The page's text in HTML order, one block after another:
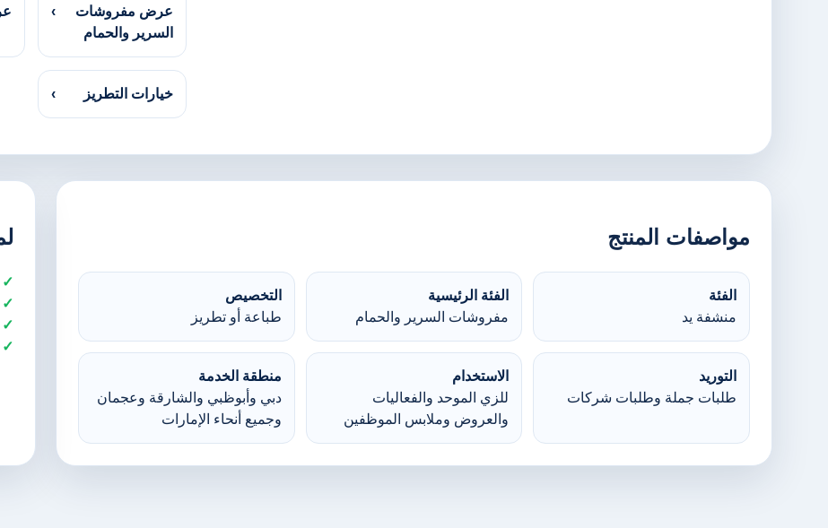
عرض مفروشات
السرير والحمام
›
خيارات التطريز ›
مواصفات المنتج
الفئة
منشفة يد
الفئة الرئيسية
مفروشات السرير والحمام
التخصيص
طباعة أو تطريز
التوريد
طلبات جملة وطلبات شركات
الاستخدام
للزي الموحد والفعاليات
والعروض وملابس الموظفين
منطقة الخدمة
دبي وأبوظبي والشارقة وعجمان
وجميع أنحاء الإمارات